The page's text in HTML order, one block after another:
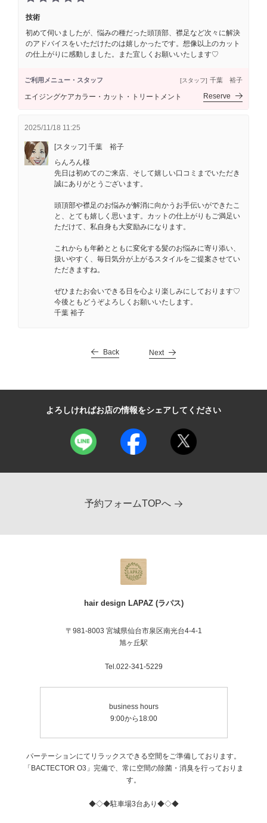
技術
初めて伺いましたが、悩みの種だった頭頂部、襟足など次々に解決
のアドバイスをいただけたのは嬉しかったです。想像以上のカット
の仕上がりに感動しました。また宜しくお願いいたします♡
ご利用メニュー・スタッフ [スタッフ] 千葉 裕子
エイジングケアカラー・カット・トリートメント Reserve
2025/11/18 11:25
[スタッフ] 千葉 裕子
らんろん様
先日は初めてのご来店、そして嬉しい口コミまでいただき
誠にありがとうございます。
頭頂部や襟足のお悩みが解消に向かうお手伝いができたこ
と、とても嬉しく思います。カットの仕上がりもご満足い
ただけて、私自身も大変励みになります。
これからも年齢とともに変化する髪のお悩みに寄り添い、
扱いやすく、毎日気分が上がるスタイルをご提案させてい
ただきますね。
ぜひまたお会いできる日を心より楽しみにしております♡
今後ともどうぞよろしくお願いいたします。
千葉 裕子
Back Next
よろしければお店の情報をシェアしてください
予約フォームTOPへ
hair design LAPAZ (ラパス)
〒981-8003 宮城県仙台市泉区南光台4-4-1
旭ヶ丘駅
Tel.022-341-5229
business hours
9:00から18:00
パーテーションにてリラックスできる空間をご準備しております。
「BACTECTOR O3」完備で、常に空間の除菌・消臭を行っておりま
す。
◆◇◆駐車場3台あり◆◇◆